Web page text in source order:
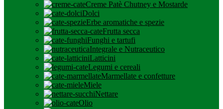
Creme Patè Chutney e Mostarde
Dolci
Erbe aromatiche e spezie
Frutta secca
Funghi e tartufi
Integrale e Nutraceutico
Latticini
Legumi e cereali
Marmellate e confetture
Miele
Nettare
Olio